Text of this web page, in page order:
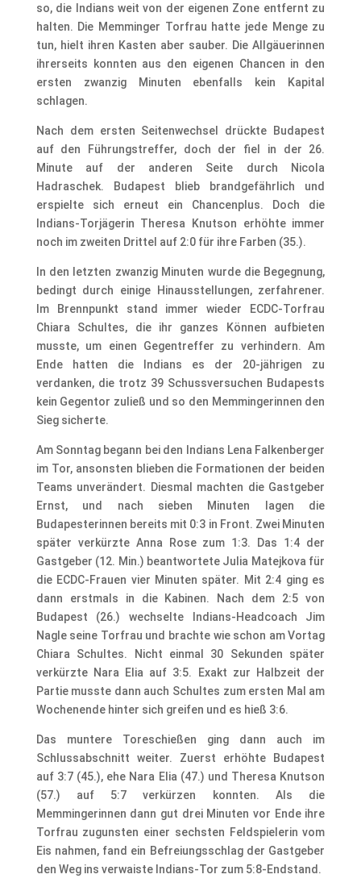
so, die Indians weit von der eigenen Zone entfernt zu
halten. Die Memminger Torfrau hatte jede Menge zu
tun, hielt ihren Kasten aber sauber. Die Allgäuerinnen
ihrerseits konnten aus den eigenen Chancen in den
ersten zwanzig Minuten ebenfalls kein Kapital
schlagen.
Nach dem ersten Seitenwechsel drückte Budapest
auf den Führungstreffer, doch der fiel in der 26.
Minute auf der anderen Seite durch Nicola
Hadraschek. Budapest blieb brandgefährlich und
erspielte sich erneut ein Chancenplus. Doch die
Indians-Torjägerin Theresa Knutson erhöhte immer
noch im zweiten Drittel auf 2:0 für ihre Farben (35.).
In den letzten zwanzig Minuten wurde die Begegnung,
bedingt durch einige Hinausstellungen, zerfahrener.
Im Brennpunkt stand immer wieder ECDC-Torfrau
Chiara Schultes, die ihr ganzes Können aufbieten
musste, um einen Gegentreffer zu verhindern. Am
Ende hatten die Indians es der 20-jährigen zu
verdanken, die trotz 39 Schussversuchen Budapests
kein Gegentor zuließ und so den Memmingerinnen den
Sieg sicherte.
Am Sonntag begann bei den Indians Lena Falkenberger
im Tor, ansonsten blieben die Formationen der beiden
Teams unverändert. Diesmal machten die Gastgeber
Ernst, und nach sieben Minuten lagen die
Budapesterinnen bereits mit 0:3 in Front. Zwei Minuten
später verkürzte Anna Rose zum 1:3. Das 1:4 der
Gastgeber (12. Min.) beantwortete Julia Matejkova für
die ECDC-Frauen vier Minuten später. Mit 2:4 ging es
dann erstmals in die Kabinen. Nach dem 2:5 von
Budapest (26.) wechselte Indians-Headcoach Jim
Nagle seine Torfrau und brachte wie schon am Vortag
Chiara Schultes. Nicht einmal 30 Sekunden später
verkürzte Nara Elia auf 3:5. Exakt zur Halbzeit der
Partie musste dann auch Schultes zum ersten Mal am
Wochenende hinter sich greifen und es hieß 3:6.
Das muntere Toreschießen ging dann auch im
Schlussabschnitt weiter. Zuerst erhöhte Budapest
auf 3:7 (45.), ehe Nara Elia (47.) und Theresa Knutson
(57.) auf 5:7 verkürzen konnten. Als die
Memmingerinnen dann gut drei Minuten vor Ende ihre
Torfrau zugunsten einer sechsten Feldspielerin vom
Eis nahmen, fand ein Befreiungsschlag der Gastgeber
den Weg ins verwaiste Indians-Tor zum 5:8-Endstand.